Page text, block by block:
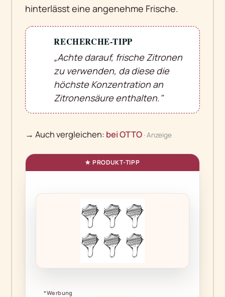
hinterlässt eine angenehme Frische.
RECHERCHE-TIPP
„Achte darauf, frische Zitronen
zu verwenden, da diese die
höchste Konzentration an
Zitronensäure enthalten."
→ Auch vergleichen: bei OTTO · Anzeige
*Werbung